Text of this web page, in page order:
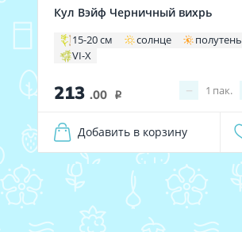
Кул Вэйф Черничный вихрь
15-20 см солнце
полутень
VI-X
213 .00 i − 1 пак.
Добавить в корзину